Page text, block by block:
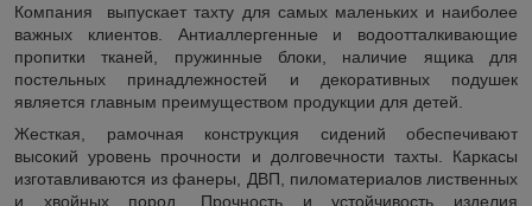
Компания выпускает тахту для самых маленьких и наиболее
важных клиентов. Антиаллергенные и водоотталкивающие
пропитки тканей, пружинные блоки, наличие ящика для
постельных принадлежностей и декоративных подушек
является главным преимуществом продукции для детей.
Жесткая, рамочная конструкция сидений обеспечивают
высокий уровень прочности и долговечности тахты. Каркасы
изготавливаются из фанеры, ДВП, пиломатериалов лиственных
и хвойных пород. Прочность и устойчивость изделия